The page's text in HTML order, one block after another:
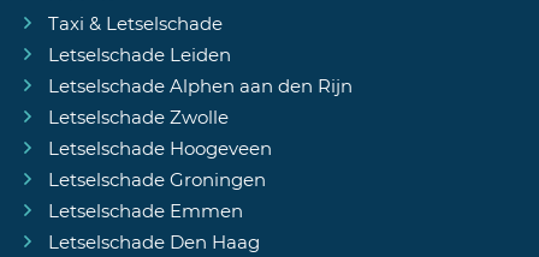
Taxi & Letselschade
Letselschade Leiden
Letselschade Alphen aan den Rijn
Letselschade Zwolle
Letselschade Hoogeveen
Letselschade Groningen
Letselschade Emmen
Letselschade Den Haag